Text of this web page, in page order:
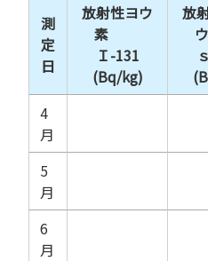
測
定
日
放射性ヨウ
素
Ｉ-131
(Bq/kg)
放
4
月
5
月
6
月